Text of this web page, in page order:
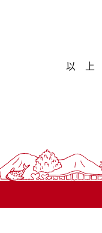
以 上